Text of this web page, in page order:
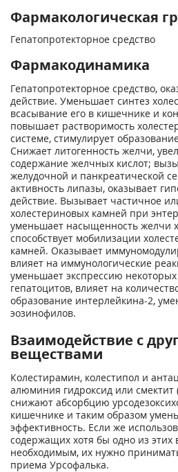
Фармакологическая
Гепатопротекторное средство
Фармакодинамика
Гепатопротекторное средство,
действие. Уменьшает синтез
всасывание его в кишечнике и
повышает растворимость
системе, стимулирует
Снижает литогенность желчи,
содержание желчных кислот;
желудочной и панкреатической
активность липазы, оказывает
действие. Вызывает частичное
холестериновых камней при
уменьшает насыщенность желчи
способствует мобилизации
камней. Оказывает
влияет на иммунологические
уменьшает экспрессию
гепатоцитов, влияет на
образование интерлейкина-2,
эозинофилов.
Взаимодействие с
веществами
Колестирамин, колестипол и
алюминия гидроксид или
снижают абсорбцию
кишечнике и таким образом
эффективность. Если же
содержащих хотя бы одно из этих
необходимым, их нужно
приема Урсофалька.